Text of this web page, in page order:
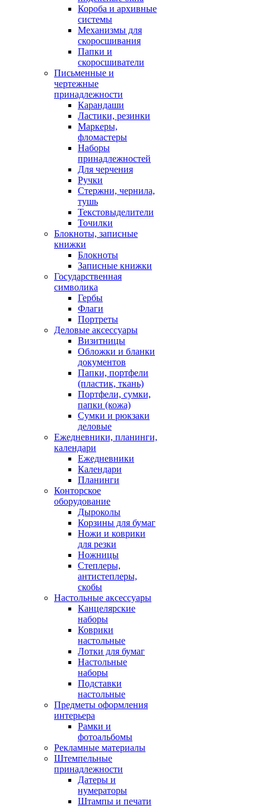
Короба и архивные
системы
Механизмы для
скоросшивания
Папки и
скоросшиватели
Письменные и
чертежные
принадлежности
Карандаши
Ластики, резинки
Маркеры,
фломастеры
Наборы
принадлежностей
Для черчения
Ручки
Стержни, чернила,
тушь
Текстовыделители
Точилки
Блокноты, записные
книжки
Блокноты
Записные книжки
Государственная
символика
Гербы
Флаги
Портреты
Деловые аксессуары
Визитницы
Обложки и бланки
документов
Папки, портфели
(пластик, ткань)
Портфели, сумки,
папки (кожа)
Сумки и рюкзаки
деловые
Ежедневники, планинги,
календари
Ежедневники
Календари
Планинги
Конторское
оборудование
Дыроколы
Корзины для бумаг
Ножи и коврики
для резки
Ножницы
Степлеры,
антистеплеры,
скобы
Настольные аксессуары
Канцелярские
наборы
Коврики
настольные
Лотки для бумаг
Настольные
наборы
Подставки
настольные
Предметы оформления
интерьера
Рамки и
фотоальбомы
Рекламные материалы
Штемпельные
принадлежности
Датеры и
нумераторы
Штампы и печати